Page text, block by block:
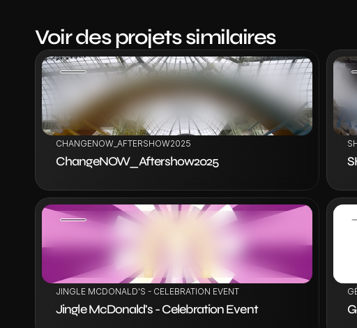
Voir des projets similaires
VOIR LE PROJET
CHANGENOW_AFTERSHOW2025
ChangeNOW_Aftershow2025
VOIR LE PROJET
JINGLE MCDONALD'S - CELEBRATION EVENT
Jingle McDonald's - Celebration Event